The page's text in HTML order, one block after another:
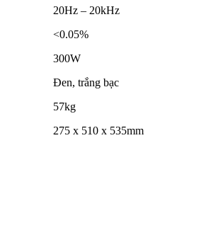
20Hz – 20kHz
<0.05%
300W
Đen, trắng bạc
57kg
275 x 510 x 535mm